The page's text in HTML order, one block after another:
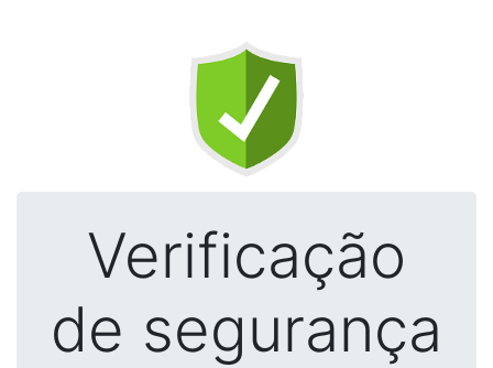
Verificação
de segurança